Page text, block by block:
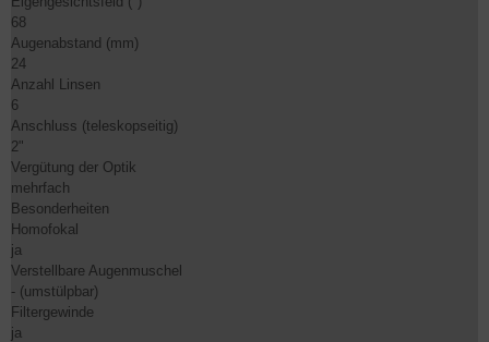
68
Augenabstand (mm)
24
Anzahl Linsen
6
Anschluss (teleskopseitig)
2"
Vergütung der Optik
mehrfach
Besonderheiten
Homofokal
ja
Verstellbare Augenmuschel
- (umstülpbar)
Filtergewinde
ja